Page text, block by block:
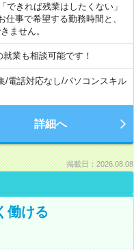
できれば残業はしたくない」
事で希望する勤務時間と、
ません。
業も相談可能です！
/電話対応なし/パソコンスキル
詳細へ
掲載日：2026.08.08
働ける